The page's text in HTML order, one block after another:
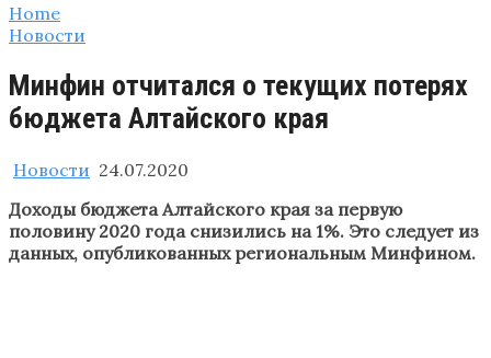
Home
Новости
Минфин отчитался о текущих потерях
бюджета Алтайского края
Новости 24.07.2020
Доходы бюджета Алтайского края за первую
половину 2020 года снизились на 1%. Это следует из
данных, опубликованных региональным Минфином.